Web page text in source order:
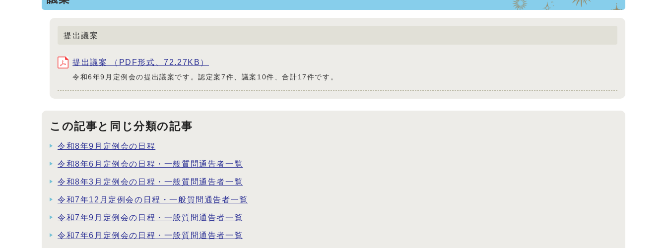
提出議案
提出議案 （PDF形式、72.27KB）
令和6年9月定例会の提出議案です。認定案7件、議案10件、合計17件です。
この記事と同じ分類の記事
令和8年9月定例会の日程
令和8年6月定例会の日程・一般質問通告者一覧
令和8年3月定例会の日程・一般質問通告者一覧
令和7年12月定例会の日程・一般質問通告者一覧
令和7年9月定例会の日程・一般質問通告者一覧
令和7年6月定例会の日程・一般質問通告者一覧